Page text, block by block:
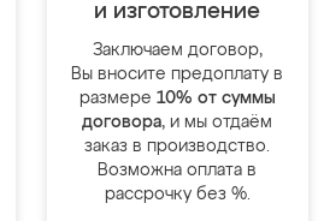
и изготовление
Заключаем договор,
Вы вносите предоплату в
размере 10% от суммы
договора, и мы отдаём
заказ в производство.
Возможна оплата в
рассрочку без %.